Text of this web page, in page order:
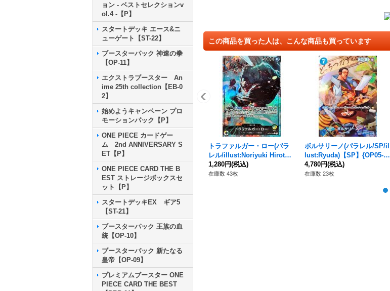
ョン - ベストセレクションv
ol.4 -【P】
スタートデッキ エース&ニ
ューゲート【ST-22】
ブースターパック 神速の拳
【OP-11】
エクストラブースター An
ime 25th collection【EB-0
2】
始めようキャンペーン プロ
モーションパック【P】
ONE PIECE カードゲー
ム 2nd ANNIVERSARY S
ET【P】
ONE PIECE CARD THE B
EST ストレージボックスセ
ット【P】
スタートデッキEX ギア5
【ST-21】
ブースターパック 王族の血
統【OP-10】
ブースターパック 新たなる
皇帝【OP-09】
プレミアムブースター ONE
PIECE CARD THE BEST
この商品を買った人は、こんな商品も買っています
トラファルガー・ロー(パラ
レル/illust:Noriyuki Hirota)
【L/P】{OP10-022}
1,280円(税込)
在庫数 43枚
ボルサリーノ(パラレル/SP/il
lust:Ryuda)【SP】{OP05-05
1[OP06]}
4,780円(税込)
在庫数 23枚